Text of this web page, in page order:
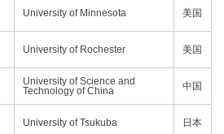
University of Minnesota 美国
University of Rochester 美国
University of Science and
Technology of China
中国
University of Tsukuba 日本